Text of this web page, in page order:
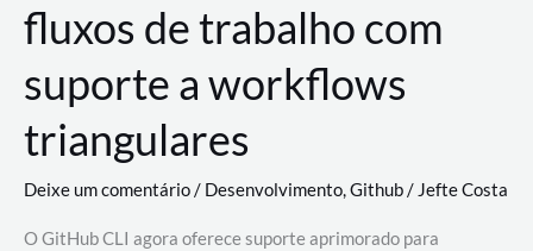
fluxos de trabalho com
suporte a workflows
triangulares
Deixe um comentário/ Desenvolvimento,Github/ Jefte Costa
O GitHub CLI agora oferece suporte aprimorado para